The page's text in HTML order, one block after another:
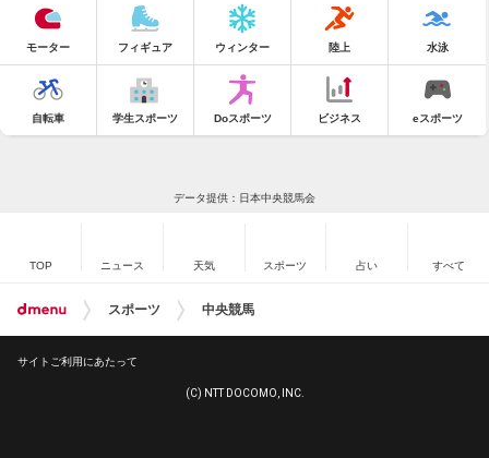
モーター フィギュア ウィンター 陸上 水泳
自転車 学生スポーツ Doスポーツ ビジネス eスポーツ
データ提供：日本中央競馬会
TOP ニュース 天気 スポーツ 占い すべて
スポーツ 中央競馬
サイトご利用にあたって
(C) NTT DOCOMO, INC.